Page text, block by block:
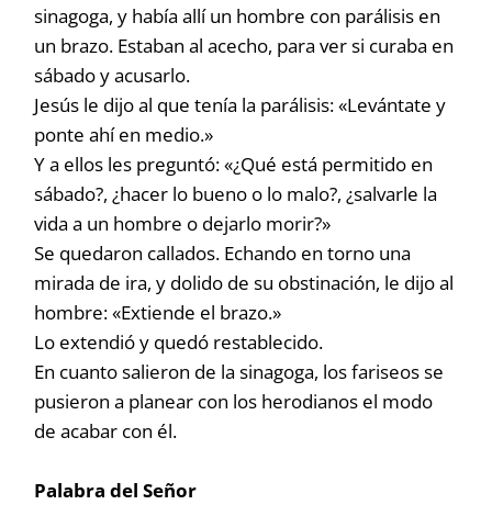
sinagoga, y había allí un hombre con parálisis en
un brazo. Estaban al acecho, para ver si curaba en
sábado y acusarlo.
Jesús le dijo al que tenía la parálisis: «Levántate y
ponte ahí en medio.»
Y a ellos les preguntó: «¿Qué está permitido en
sábado?, ¿hacer lo bueno o lo malo?, ¿salvarle la
vida a un hombre o dejarlo morir?»
Se quedaron callados. Echando en torno una
mirada de ira, y dolido de su obstinación, le dijo al
hombre: «Extiende el brazo.»
Lo extendió y quedó restablecido.
En cuanto salieron de la sinagoga, los fariseos se
pusieron a planear con los herodianos el modo
de acabar con él.
Palabra del Señor